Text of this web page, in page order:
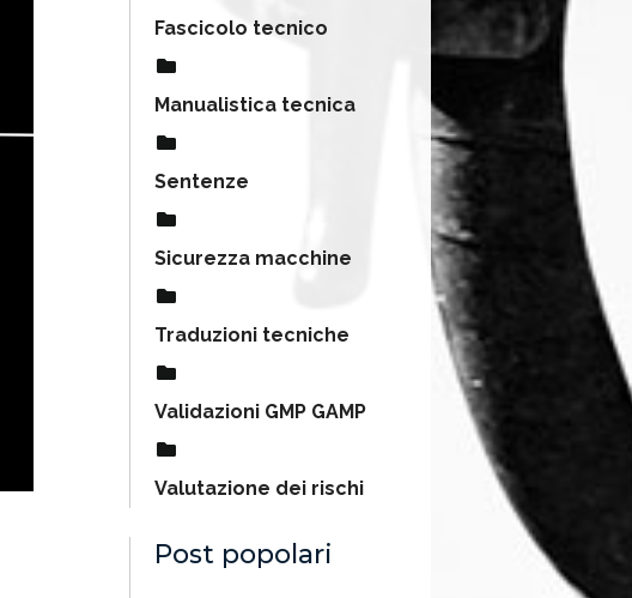
Fascicolo tecnico
Manualistica tecnica
Sentenze
Sicurezza macchine
Traduzioni tecniche
Validazioni GMP GAMP
Valutazione dei rischi
Post popolari